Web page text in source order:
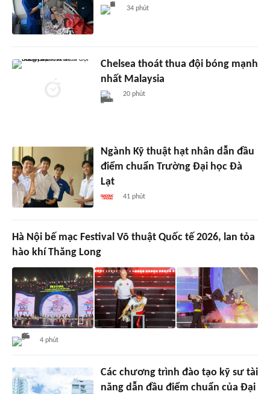
34 phút
Chelsea thoát thua đội bóng mạnh
nhất Malaysia
20 phút
Ngành Kỹ thuật hạt nhân dẫn đầu
điểm chuẩn Trường Đại học Đà
Lạt
41 phút
Hà Nội bế mạc Festival Võ thuật Quốc tế 2026, lan tỏa
hào khí Thăng Long
4 phút
Các chương trình đào tạo kỹ sư tài
năng dẫn đầu điểm chuẩn của Đại